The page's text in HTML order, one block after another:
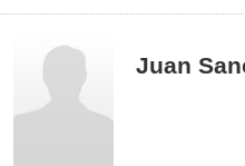
Juan